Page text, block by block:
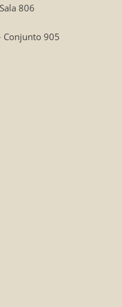
806
Conjunto 905